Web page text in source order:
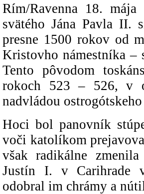
Rím/Ravenna 18.
svätého Jána Pavla II.
presne 1500 rokov od
Kristovho námestníka –
Tento pôvodom
rokoch 523 – 526, v
nadvládou
Hoci bol panovník
voči katolíkom
však radikálne
Justín I. v Carihrade
odobral im chrámy a